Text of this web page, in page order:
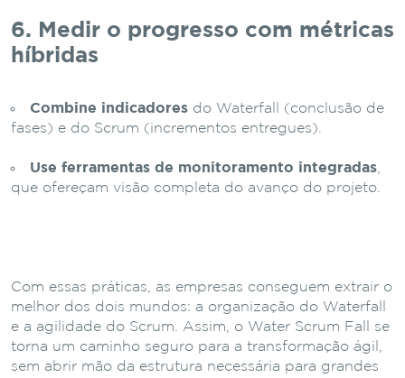
6. Medir o progresso com métricas
híbridas
Combine indicadores do Waterfall (conclusão de
fases) e do Scrum (incrementos entregues).
Use ferramentas de monitoramento integradas
que ofereçam visão completa do avanço do projeto.
Com essas práticas, as empresas conseguem extrair o
melhor dos dois mundos: a organização do Waterfall
e a agilidade do Scrum. Assim, o Water Scrum Fall se
torna um caminho seguro para a transformação ágil,
sem abrir mão da estrutura necessária para grandes